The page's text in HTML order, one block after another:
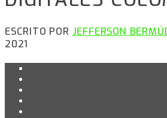
ESCRITO POR JEFFERSON
2021